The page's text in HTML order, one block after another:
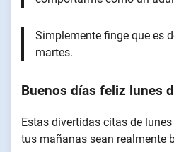
Simplemente finge que es
martes.
Buenos días feliz lunes
Estas divertidas citas de
tus mañanas sean realmente